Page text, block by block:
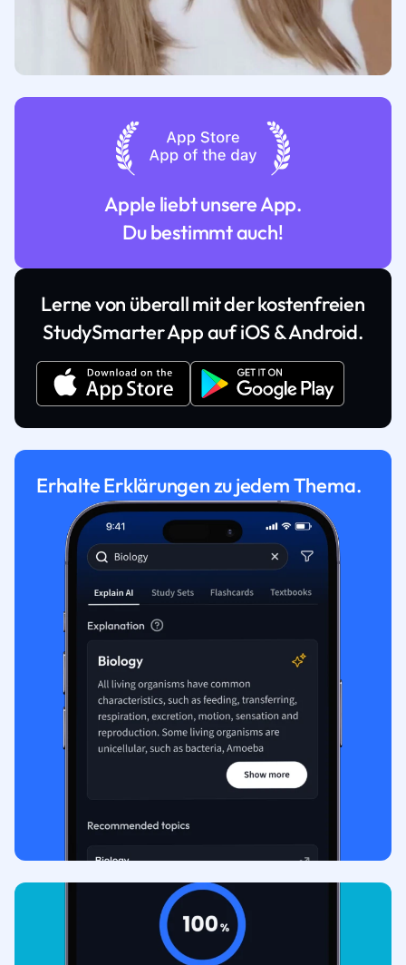
Apple liebt unsere App.
Du bestimmt auch!
Lerne von überall mit der kostenfreien
StudySmarter App auf iOS & Android.
Erhalte Erklärungen zu jedem Thema.